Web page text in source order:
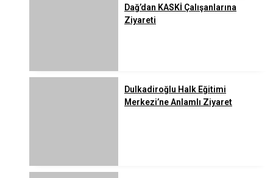
Dağ’dan KASKİ Çalışanlarına
Ziyareti
Dulkadiroğlu Halk Eğitimi
Merkezi’ne Anlamlı Ziyaret